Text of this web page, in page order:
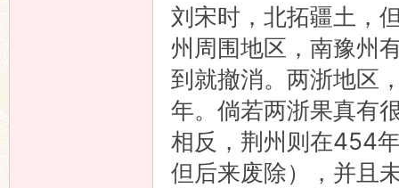
刘宋时，北拓疆土，
州周围地区，南豫州
到就撤消。两浙地区
年。倘若两浙果真有
相反，荆州则在454
但后来废除），并且